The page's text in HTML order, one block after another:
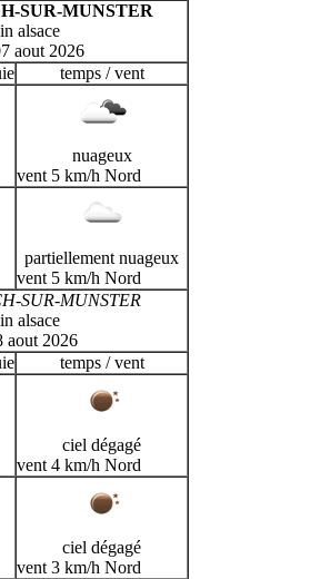
SUR-MUNSTER
alsace
aout 2026
temps / vent
nuageux
vent 5 km/h Nord
partiellement nuageux
vent 5 km/h Nord
SUR-MUNSTER
alsace
aout 2026
temps / vent
ciel dégagé
vent 4 km/h Nord
ciel dégagé
vent 3 km/h Nord